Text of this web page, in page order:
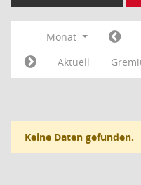
Monat
Aktuell
Keine Daten gefunden.